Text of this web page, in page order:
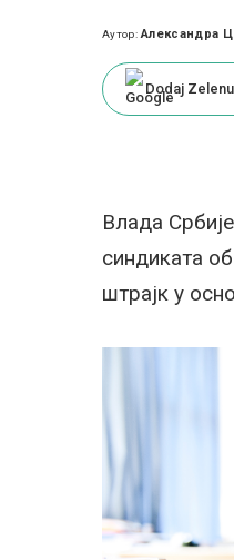
Posted
Аутор: Александра
Dodaj
Влада
синдиката
штрајк у